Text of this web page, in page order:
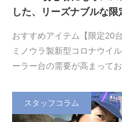
した、リーズナブルな限
おすすめアイテム【限定20
ミノウラ製新型コロナウイ
ーラー台の需要が高まって
スタッフコラム